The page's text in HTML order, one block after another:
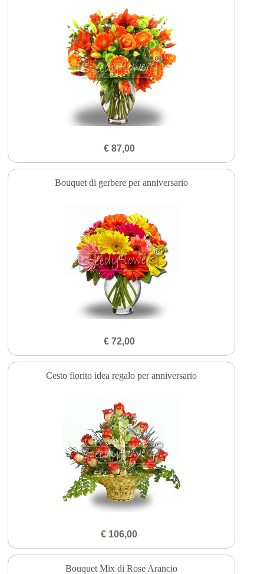
€ 87,00
Bouquet di gerbere per anniversario
€ 72,00
Cesto fiorito idea regalo per anniversario
€ 106,00
Bouquet Mix di Rose Arancio